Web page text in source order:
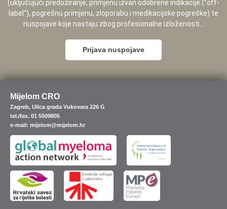
(uključujući predoziranje, primjenu izvan odobrene indikacije (”off-
label”), pogrešnu primjenu, zloporabu i medikacijske pogreške) te
nuspojave koje nastaju zbog profesionalne izloženosti...
Prijava nuspojave
Mijelom CRO
Zagreb, Ulica grada Vukovara 226 G
tel./fax. 01 5509805
e-mail: mijelom@mijelom.hr